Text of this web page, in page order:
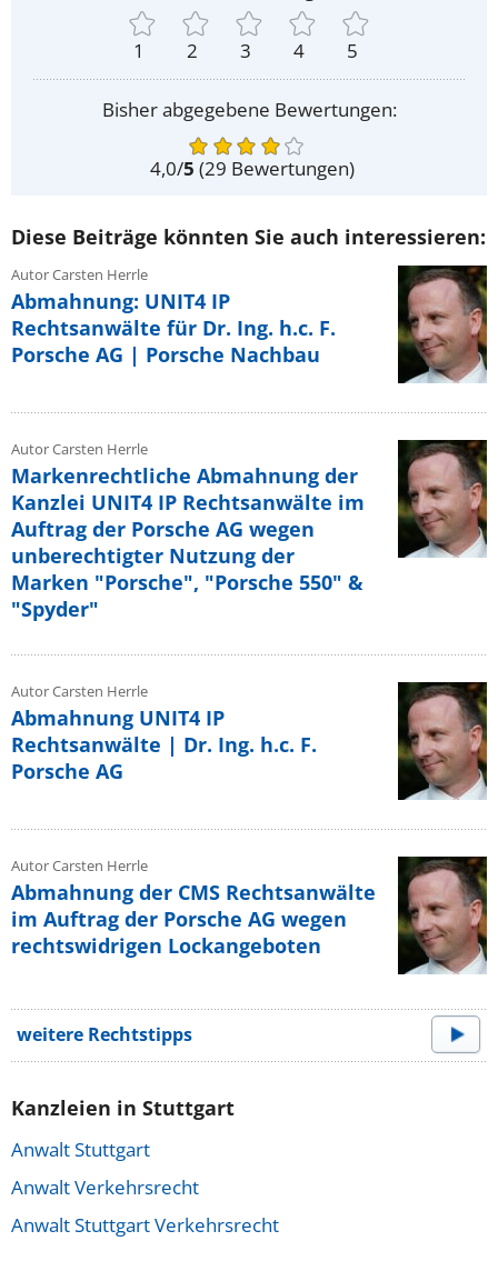
1 2 3 4 5
Bisher abgegebene Bewertungen:
4,0/5 (29 Bewertungen)
Diese Beiträge könnten Sie auch interessieren:
Autor Carsten Herrle
Abmahnung: UNIT4 IP
Rechtsanwälte für Dr. Ing. h.c. F.
Porsche AG | Porsche Nachbau
Autor Carsten Herrle
Markenrechtliche Abmahnung der
Kanzlei UNIT4 IP Rechtsanwälte im
Auftrag der Porsche AG wegen
unberechtigter Nutzung der
Marken "Porsche", "Porsche 550" &
"Spyder"
Autor Carsten Herrle
Abmahnung UNIT4 IP
Rechtsanwälte | Dr. Ing. h.c. F.
Porsche AG
Autor Carsten Herrle
Abmahnung der CMS Rechtsanwälte
im Auftrag der Porsche AG wegen
rechtswidrigen Lockangeboten
weitere Rechtstipps
Kanzleien in Stuttgart
Anwalt Stuttgart
Anwalt Verkehrsrecht
Anwalt Stuttgart Verkehrsrecht